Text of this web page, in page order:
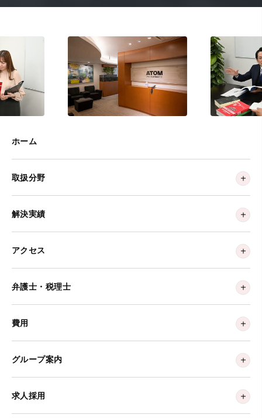
ホーム
取扱分野
解決実績
アクセス
弁護士・税理士
費用
グループ案内
求人採用